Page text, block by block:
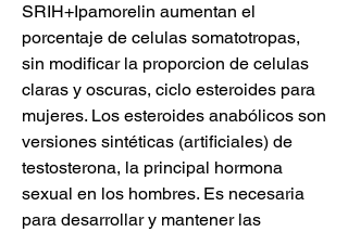
SRIH+Ipamorelin aumentan el
porcentaje de celulas somatotropas,
sin modificar la proporcion de celulas
claras y oscuras, ciclo esteroides para
mujeres. Los esteroides anabólicos son
versiones sintéticas (artificiales) de
testosterona, la principal hormona
sexual en los hombres. Es necesaria
para desarrollar y mantener las